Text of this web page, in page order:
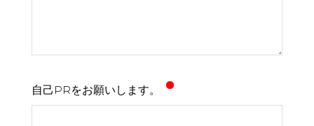
自己PRをお願いします。